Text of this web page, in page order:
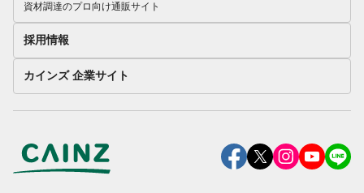
資材調達のプロ向け通販サイト
採用情報
カインズ 企業サイト